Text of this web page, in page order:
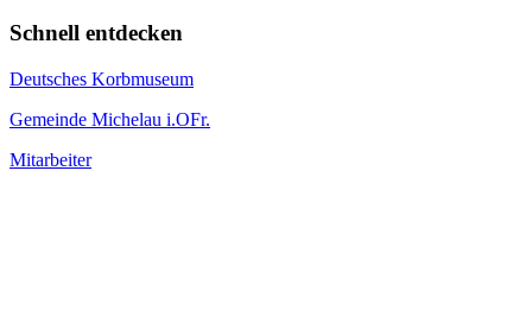
Schnell entdecken
Deutsches Korbmuseum
Gemeinde Michelau i.OFr.
Mitarbeiter